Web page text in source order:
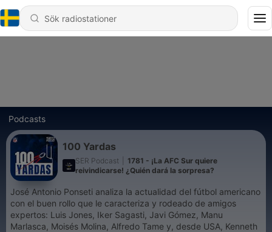
Podcasts
100 Yardas
SER Podcast
1781 - ¡La AFC Sur quiere
reivindicarse! ¿Quién dará la sorpresa?
José Antonio Ponseti analiza la actualidad del fútbol americano
con el buen rollo que le caracteriza y rodeado de amigos
expertos: Luis Jones, Iker Sagasti, Javi Gómez, Manu
Marlasca, Moisés Molina, Alfredo Tame y, desde USA, Kenneth